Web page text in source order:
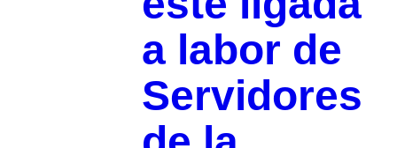
a labor de
Servidores